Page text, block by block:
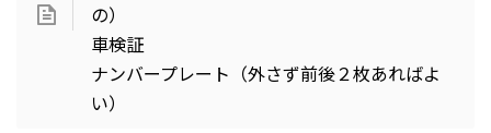
の）
車検証
ナンバープレート（外さず前後２枚あればよ
い）